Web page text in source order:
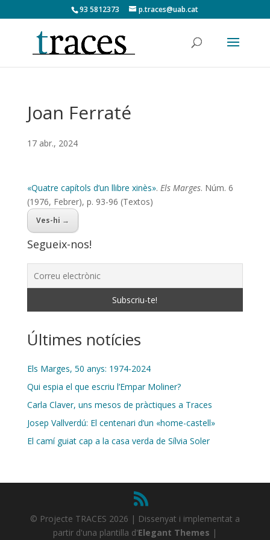
93 5812373 p.traces@uab.cat
Joan Ferraté
17 abr., 2024
«Quatre capítols d’un llibre xinès». Els Marges. Núm. 6
(1976, Febrer), p. 93-96 (Textos)
Ves-hi →
Segueix-nos!
Últimes notícies
Els Marges, 50 anys: 1974-2024
Qui espia el que escriu l’Empar Moliner?
Carla Claver, uns mesos de pràctiques a Traces
Josep Vallverdú: El centenari d’un «home-castell»
El camí guiat cap a la casa verda de Sílvia Soler
© Projecte TRACES 2026 | Dissenyat i implementat a
partir d'una plantilla d'Elegant Themes |